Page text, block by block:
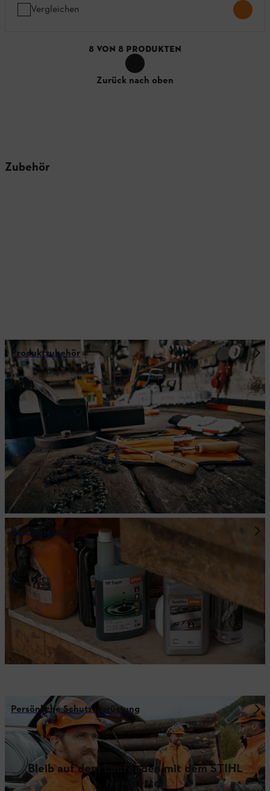
Vergleichen
8 VON 8 PRODUKTEN
Zurück nach oben
Zubehör
Produktzubehör
Betriebsstoffe
Persönliche Schutzausrüstung
Bleib auf dem Laufenden mit dem STIHL
Newsletter